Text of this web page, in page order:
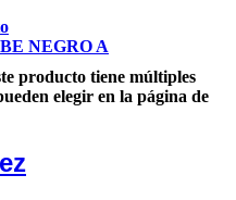
producto tiene múltiples
elegir en la página de